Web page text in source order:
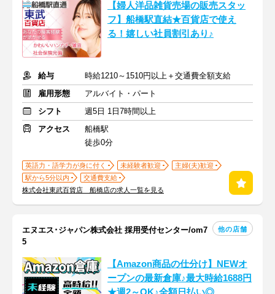
【婦人洋品雑貨売場の販売スタッ
フ】船橋駅直結★百貨店で使え
る！嬉しい社員割引あり♪
給与
時給1210～1510円以上＋交通費全額支給
雇用形態
アルバイト・パート
シフト
週5日 1日7時間以上
アクセス
船橋駅
徒歩0分
英語力・語学力が身に付く 未経験者歓迎
主婦(夫)歓迎
駅から5分以内
交通費支給
株式会社東武百貨店 船橋店の求人一覧を見る
エヌエス･ジャパン株式会社 採用受付センター/om7
5
他の店舗
【Amazon商品の仕分け】NEWオ
ープンの最新倉庫♪最大時給1688円